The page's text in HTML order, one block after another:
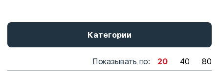
Категории
Показывать по: 20 40 80